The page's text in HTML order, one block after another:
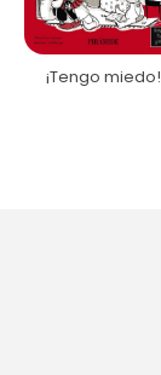
¡Tengo miedo!